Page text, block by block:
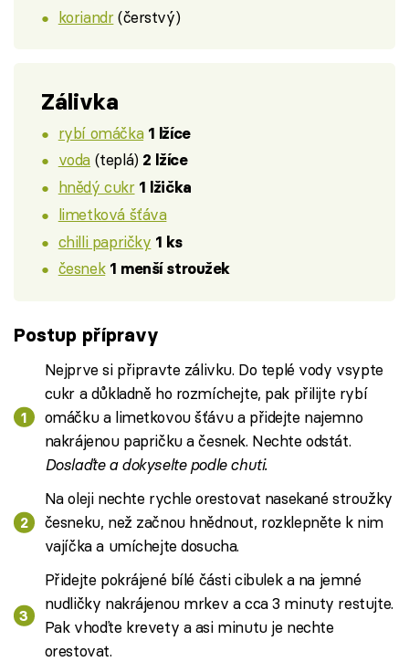
koriandr(čerstvý)
Zálivka
rybí omáčka 1 lžíce
voda (teplá) 2 lžíce
hnědý cukr 1 lžička
limetková šťáva
chilli papričky 1 ks
česnek 1 menší stroužek
Postup přípravy
Nejprve si připravte zálivku. Do teplé vody vsypte
cukr a důkladně ho rozmíchejte, pak přilijte rybí
omáčku a limetkovou šťávu a přidejte najemno
nakrájenou papričku a česnek. Nechte odstát.
Doslaďte a dokyselte podle chuti.
Na oleji nechte rychle orestovat nasekané stroužky
česneku, než začnou hnědnout, rozklepněte k nim
vajíčka a umíchejte dosucha.
Přidejte pokrájené bílé části cibulek a na jemné
nudličky nakrájenou mrkev a cca 3 minuty restujte.
Pak vhoďte krevety a asi minutu je nechte
orestovat.